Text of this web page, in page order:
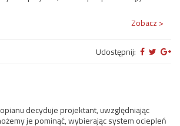
Wyszukiwanie zaawansowaneZobacz >
Udostępnij:
decyduje projektant, uwzględniając
je pominąć, wybierając system ociepleń